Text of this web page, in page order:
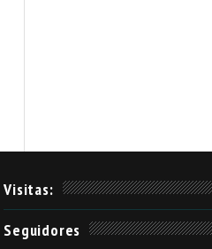
Visitas:
Seguidores